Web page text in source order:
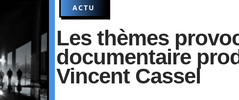
ACTU
Les thèmes
documentaire
Vincent Cassel